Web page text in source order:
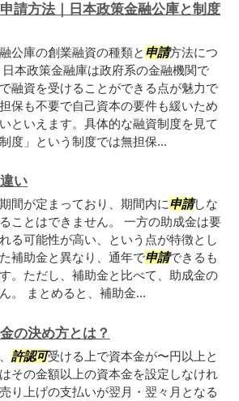
請方法｜日本政策金融公庫と制度
公庫の創業融資の種類と 申請方法につ
本政策金融庫は政府系の金融機関で
融資を受けることができる点が魅力で
保も不要で自己資本の要件も緩いため
といえます。具体的な融資制度を見て
度」という制度では無担保...
い
間が定まっており、期間内に申請しな
ことはできません。 一方の助成金は要
る可能性が高い、という点が特徴とし
補助金と異なり、通年で申請できるも
。ただし、補助金と比べて、助成金の
。 まとめると、補助金...
の決め方とは？
許認可受ける上で資本金が〜円以上と
その金額以上の資本金を設定しなけれ
り上げの支払いが翌月・翌々月となる